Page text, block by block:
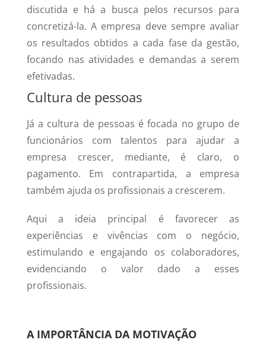
discutida e há a busca pelos recursos para
concretizá-la. A empresa deve sempre avaliar
os resultados obtidos a cada fase da gestão,
focando nas atividades e demandas a serem
efetivadas.
Cultura de pessoas
Já a cultura de pessoas é focada no grupo de
funcionários com talentos para ajudar a
empresa crescer, mediante, é claro, o
pagamento. Em contrapartida, a empresa
também ajuda os profissionais a crescerem.
Aqui a ideia principal é favorecer as
experiências e vivências com o negócio,
estimulando e engajando os colaboradores,
evidenciando o valor dado a esses
profissionais.
A IMPORTÂNCIA DA MOTIVAÇÃO